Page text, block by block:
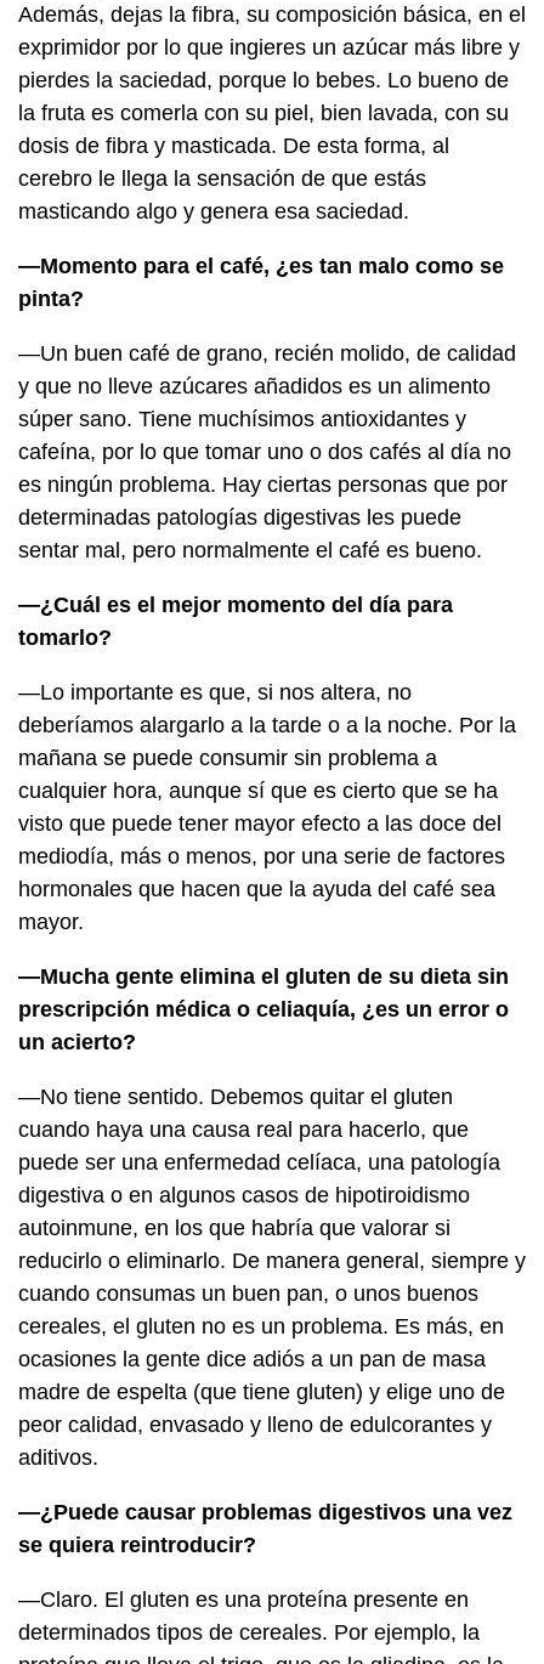
Además, dejas la fibra, su composición básica, en el
exprimidor por lo que ingieres un azúcar más libre y
pierdes la saciedad, porque lo bebes. Lo bueno de
la fruta es comerla con su piel, bien lavada, con su
dosis de fibra y masticada. De esta forma, al
cerebro le llega la sensación de que estás
masticando algo y genera esa saciedad.
—Momento para el café, ¿es tan malo como se
pinta?
—Un buen café de grano, recién molido, de calidad
y que no lleve azúcares añadidos es un alimento
súper sano. Tiene muchísimos antioxidantes y
cafeína, por lo que tomar uno o dos cafés al día no
es ningún problema. Hay ciertas personas que por
determinadas patologías digestivas les puede
sentar mal, pero normalmente el café es bueno.
—¿Cuál es el mejor momento del día para
tomarlo?
—Lo importante es que, si nos altera, no
deberíamos alargarlo a la tarde o a la noche. Por la
mañana se puede consumir sin problema a
cualquier hora, aunque sí que es cierto que se ha
visto que puede tener mayor efecto a las doce del
mediodía, más o menos, por una serie de factores
hormonales que hacen que la ayuda del café sea
mayor.
—Mucha gente elimina el gluten de su dieta sin
prescripción médica o celiaquía, ¿es un error o
un acierto?
—No tiene sentido. Debemos quitar el gluten
cuando haya una causa real para hacerlo, que
puede ser una enfermedad celíaca, una patología
digestiva o en algunos casos de hipotiroidismo
autoinmune, en los que habría que valorar si
reducirlo o eliminarlo. De manera general, siempre y
cuando consumas un buen pan, o unos buenos
cereales, el gluten no es un problema. Es más, en
ocasiones la gente dice adiós a un pan de masa
madre de espelta (que tiene gluten) y elige uno de
peor calidad, envasado y lleno de edulcorantes y
aditivos.
—¿Puede causar problemas digestivos una vez
se quiera reintroducir?
—Claro. El gluten es una proteína presente en
determinados tipos de cereales. Por ejemplo, la